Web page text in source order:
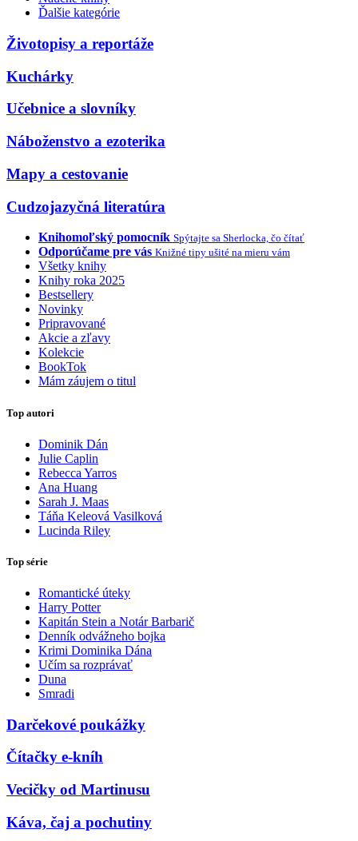
Ďalšie kategórie
Životopisy a reportáže
Kuchárky
Učebnice a slovníky
Náboženstvo a ezoterika
Mapy a cestovanie
Cudzojazyčná literatúra
Knihomoľský pomocník Spýtajte sa Sherlocka, čo čítať
Odporúčame pre vás Knižné tipy ušité na mieru vám
Všetky knihy
Knihy roka 2025
Bestsellery
Novinky
Pripravované
Akcie a zľavy
Kolekcie
BookTok
Mám záujem o titul
Top autori
Dominik Dán
Julie Caplin
Rebecca Yarros
Ana Huang
Sarah J. Maas
Táňa Keleová Vasilková
Lucinda Riley
Top série
Romantické úteky
Harry Potter
Kapitán Stein a Notár Barbarič
Denník odvážneho bojka
Krimi Dominika Dána
Učím sa rozprávať
Duna
Smradi
Darčekové poukážky
Čítačky e-kníh
Vecičky od Martinusu
Káva, čaj a pochutiny